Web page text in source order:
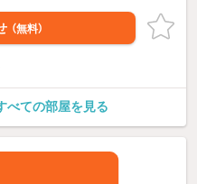
（無料）
べての部屋を見る